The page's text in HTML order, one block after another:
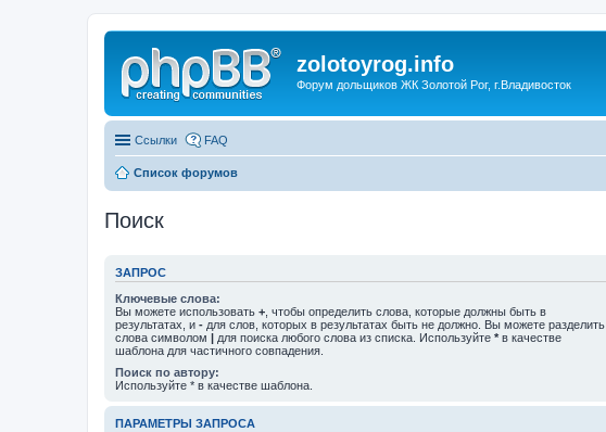
zolotoyrog.info
Форум дольщиков ЖК Золотой Рог, г.Владивосток
Ссылки FAQ
Список форумов
Поиск
ЗАПРОС
Ключевые слова:
Вы можете использовать + , чтобы определить слова, которые должны быть в
результатах, и - для слов, которых в результатах быть не должно. Вы можете разделить
слова символом | для поиска любого слова из списка. Используйте * в качестве
шаблона для частичного совпадения.
Поиск по автору:
Используйте * в качестве шаблона.
ПАРАМЕТРЫ ЗАПРОСА